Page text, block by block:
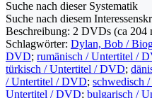
Suche nach dieser Systematik
Suche nach diesem
Beschreibung: 2 DVDs (ca 204
Schlagwörter: Dylan, Bob /
DVD; rumänisch / Untertitel /
türkisch / Untertitel / DVD;
/ Untertitel / DVD; schwedisch
Untertitel / DVD; bulgarisch /